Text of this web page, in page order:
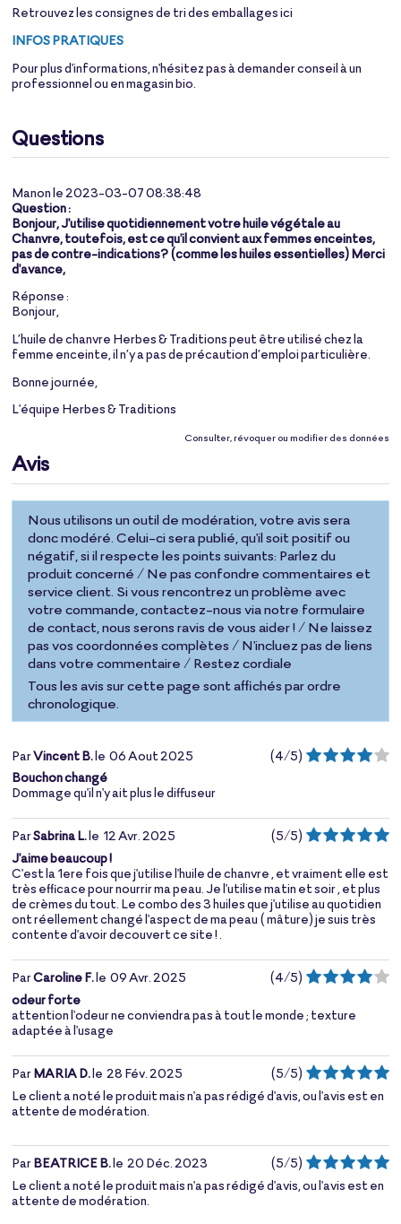
Retrouvez les consignes de tri des emballagesici
INFOS PRATIQUES
Pour plus d'informations, n'hésitez pas à demander conseil à un
professionnel ou en magasin bio.
Questions
Manon le 2023-03-07 08:38:48
Question :
Bonjour, J'utilise quotidiennement votre huile végétale au
Chanvre, toutefois, est ce qu'il convient aux femmes enceintes,
pas de contre-indications? (comme les huiles essentielles) Merci
d'avance,
Réponse :
Bonjour,
L’huile de chanvre Herbes & Traditions peut être utilisé chez la
femme enceinte, il n’y a pas de précaution d’emploi particulière.
Bonne journée,
L'équipe Herbes & Traditions
Consulter, révoquer ou modifier des données
Avis
Nous utilisons un outil de modération, votre avis sera
donc modéré. Celui-ci sera publié, qu'il soit positif ou
négatif, si il respecte les points suivants: Parlez du
produit concerné / Ne pas confondre commentaires et
service client. Si vous rencontrez un problème avec
votre commande, contactez-nous via notre formulaire
de contact, nous serons ravis de vous aider ! / Ne laissez
pas vos coordonnées complètes / N'incluez pas de liens
dans votre commentaire / Restez cordiale
Tous les avis sur cette page sont affichés par ordre
chronologique.
ParVincent B.le 06 Aout 2025 (4/5)
Bouchon changé
Dommage qu'il n'y ait plus le diffuseur
ParSabrina L.le 12 Avr. 2025 (5/5)
J'aime beaucoup !
C'est la 1ere fois que j'utilise l'huile de chanvre , et vraiment elle est
très efficace pour nourrir ma peau. Je l'utilise matin et soir , et plus
de crèmes du tout. Le combo des 3 huiles que j'utilise au quotidien
ont réellement changé l'aspect de ma peau ( mâture) je suis très
contente d'avoir decouvert ce site ! .
ParCaroline F.le 09 Avr. 2025 (4/5)
odeur forte
attention l'odeur ne conviendra pas à tout le monde ; texture
adaptée à l'usage
ParMARIA D.le 28 Fév. 2025 (5/5)
Le client a noté le produit mais n'a pas rédigé d'avis, ou l'avis est en
attente de modération.
ParBEATRICE B.le 20 Déc. 2023 (5/5)
Le client a noté le produit mais n'a pas rédigé d'avis, ou l'avis est en
attente de modération.